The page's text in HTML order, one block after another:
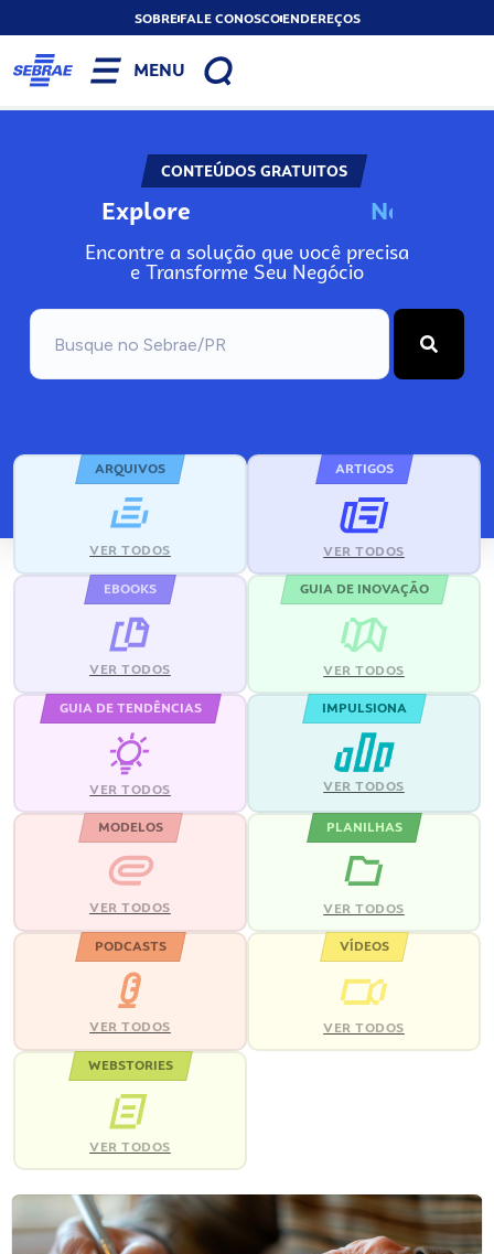
SOBREFALE CONOSCOENDEREÇOS
MENU
CONTEÚDOS GRATUITOS
Explore N
Encontre a solução que você precisa
e Transforme Seu Negócio
ARQUIVOS
VER TODOS
ARTIGOS
VER TODOS
EBOOKS
VER TODOS
GUIA DE INOVAÇÃO
VER TODOS
GUIA DE TENDÊNCIAS
VER TODOS
IMPULSIONA
VER TODOS
MODELOS
VER TODOS
PLANILHAS
VER TODOS
PODCASTS
VER TODOS
VÍDEOS
VER TODOS
WEBSTORIES
VER TODOS